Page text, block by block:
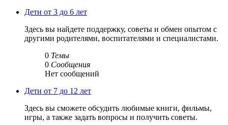
Дети от 3 до 6 лет
Здесь вы найдете поддержку, советы и обмен опытом с
другими родителями, воспитателями и специалистами.
0 Темы
0 Сообщения
Нет сообщений
Дети от 7 до 12 лет
Здесь вы сможете обсудить любимые книги, фильмы,
игры, а также задать вопросы и получить советы.